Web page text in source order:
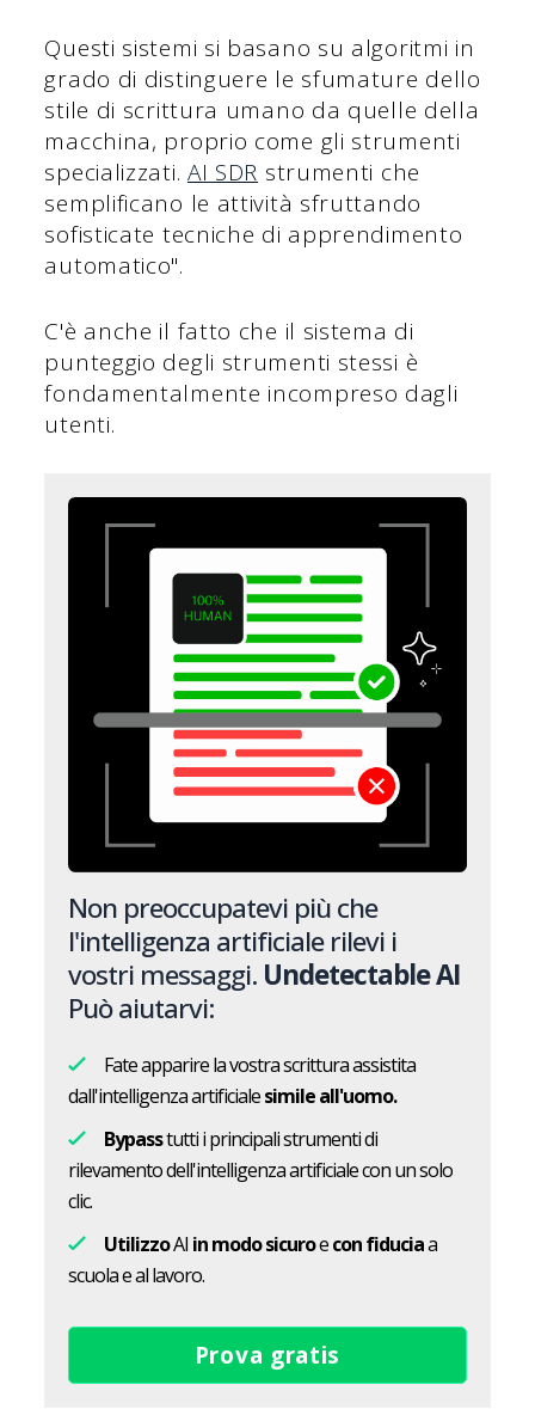
Questi sistemi si basano su algoritmi in
grado di distinguere le sfumature dello
stile di scrittura umano da quelle della
macchina, proprio come gli strumenti
specializzati. AI SDR strumenti che
semplificano le attività sfruttando
sofisticate tecniche di apprendimento
automatico".
C'è anche il fatto che il sistema di
punteggio degli strumenti stessi è
fondamentalmente incompreso dagli
utenti.
Non preoccupatevi più che
l'intelligenza artificiale rilevi i
vostri messaggi. Undetectable AI
Può aiutarvi:
Fate apparire la vostra scrittura assistita
dall'intelligenza artificialesimile all'uomo.
Bypasstutti i principali strumenti di
rilevamento dell'intelligenza artificiale con un solo
clic.
UtilizzoAI in modo sicuroecon fiduciaa
scuola e al lavoro.
Prova gratis